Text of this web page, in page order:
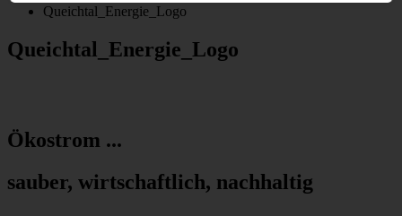
Queichtal_Energie_Logo
Queichtal_Energie_Logo
Ökostrom ...
sauber, wirtschaftlich, nachhaltig